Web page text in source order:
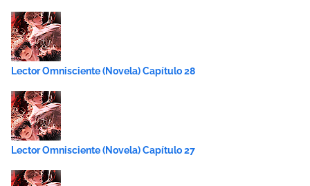
Lector Omnisciente (Novela) Capítulo 28
Lector Omnisciente (Novela) Capítulo 27